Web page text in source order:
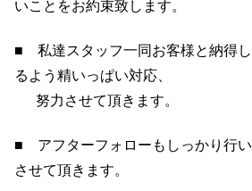
いことをお約束致します。
■ 私達スタッフ一同お客様と納得
るよう精いっぱい対応、
努力させて頂きます。
■ アフターフォローもしっかり行い
させて頂きます。